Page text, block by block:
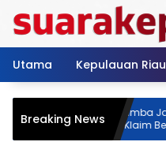
konten
Utama
Kepulauan Riau
Breaking News
GOR Tenis Rimba Jaya
Dua Instansi Klaim Belum